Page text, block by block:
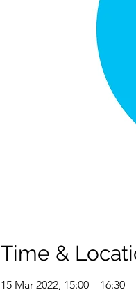
Time &
15 Mar 2022, 15:00 – 16:30